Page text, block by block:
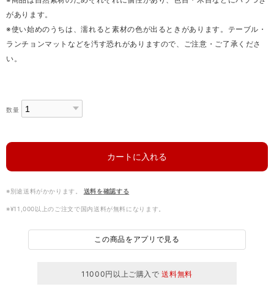
があります。
※使い始めのうちは、濡れると素材の色が出るときがあります。テーブル・
ランチョンマットなどを汚す恐れがありますので、ご注意・ご了承くださ
い。
数量
カートに入れる
※別途送料がかかります。 送料を確認する
※¥11,000以上のご注文で国内送料が無料になります。
この商品をアプリで見る
11000円以上ご購入で送料無料